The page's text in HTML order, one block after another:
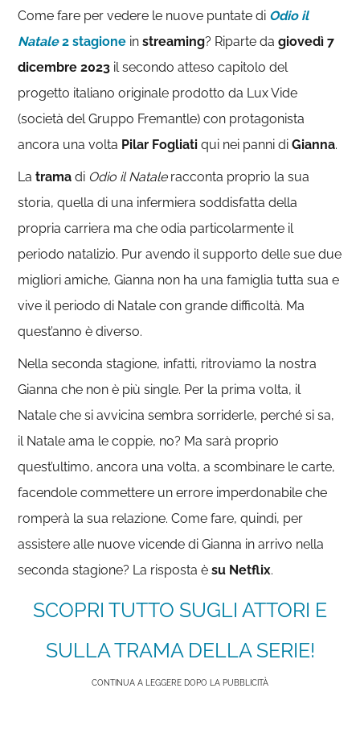
Come fare per vedere le nuove puntate di Odio il
Natale2 stagione instreaming? Riparte dagiovedì 7
dicembre 2023 il secondo atteso capitolo del
progetto italiano originale prodotto da Lux Vide
(società del Gruppo Fremantle) con protagonista
ancora una volta Pilar Fogliati qui nei panni diGianna.
Latrama di Odio il Nataleracconta proprio la sua
storia, quella di una infermiera soddisfatta della
propria carriera ma che odia particolarmente il
periodo natalizio. Pur avendo il supporto delle sue due
migliori amiche, Gianna non ha una famiglia tutta sua e
vive il periodo di Natale con grande difficoltà. Ma
quest’anno è diverso.
Nella seconda stagione, infatti, ritroviamo la nostra
Gianna che non è più single. Per la prima volta, il
Natale che si avvicina sembra sorriderle, perché si sa,
il Natale ama le coppie, no? Ma sarà proprio
quest’ultimo, ancora una volta, a scombinare le carte,
facendole commettere un errore imperdonabile che
romperà la sua relazione. Come fare, quindi, per
assistere alle nuove vicende di Gianna in arrivo nella
seconda stagione? La risposta èsu Netflix.
SCOPRI TUTTO SUGLI ATTORI E
SULLA TRAMA DELLA SERIE!
CONTINUA A LEGGERE DOPO LA PUBBLICITÀ